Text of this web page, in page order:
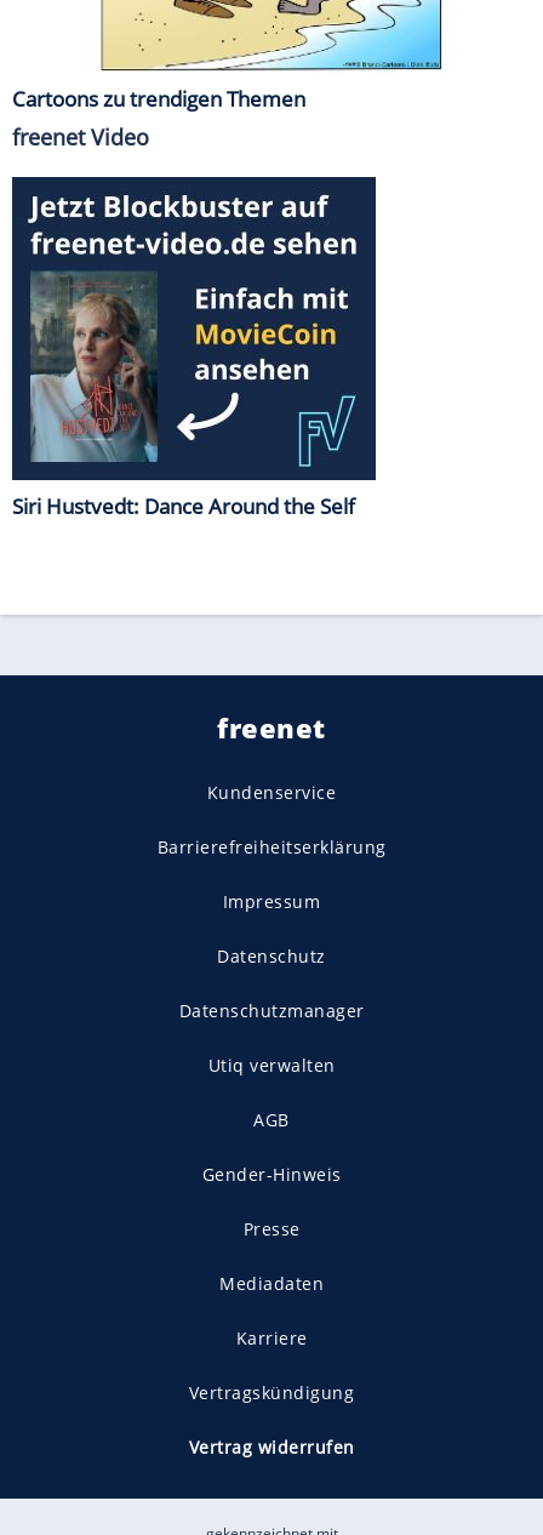
Cartoons zu trendigen Themen
freenet Video
Siri Hustvedt: Dance Around the Self
freenet
Kundenservice
Barrierefreiheitserklärung
Impressum
Datenschutz
Datenschutzmanager
Utiq verwalten
AGB
Gender-Hinweis
Presse
Mediadaten
Karriere
Vertragskündigung
Vertrag widerrufen